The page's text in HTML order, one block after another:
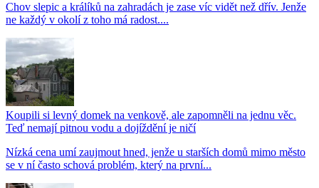
Chov slepic a králíků na zahradách je zase víc vidět než dřív. Jenže
ne každý v okolí z toho má radost....
Koupili si levný domek na venkově, ale zapomněli na jednu věc.
Teď nemají pitnou vodu a dojíždění je ničí
Nízká cena umí zaujmout hned, jenže u starších domů mimo město
se v ní často schová problém, který na první...